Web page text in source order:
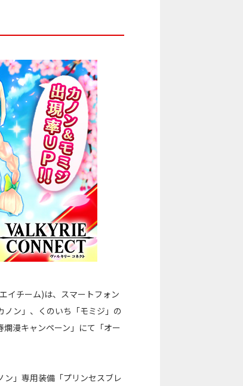
イチーム)は、スマートフォン
ノン」、くのいち「モミジ」の
漫キャンペーン」にて「オー
」専用装備「プリンセスブレ